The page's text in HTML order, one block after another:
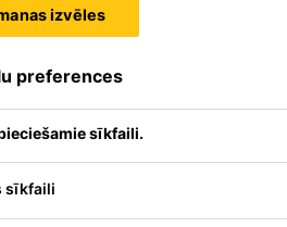
Republic
izvēles
preferences
sīkfaili.
sīkfaili